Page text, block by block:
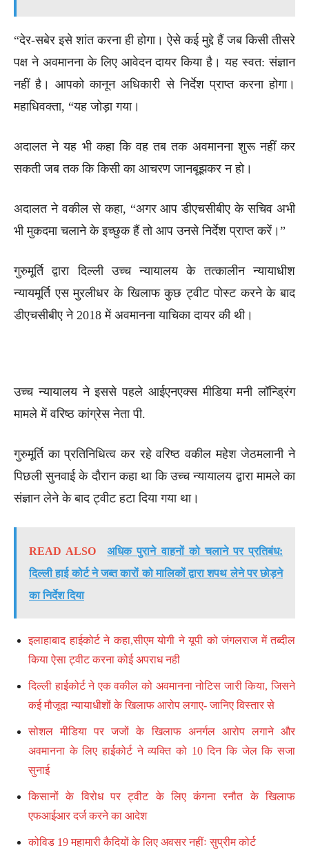
“देर-सबेर इसे शांत करना ही होगा। ऐसे कई मुद्दे हैं जब किसी तीसरे
पक्ष ने अवमानना के लिए आवेदन दायर किया है। यह स्वत: संज्ञान
नहीं है। आपको कानून अधिकारी से निर्देश प्राप्त करना होगा।
महाधिवक्ता, “यह जोड़ा गया।
अदालत ने यह भी कहा कि वह तब तक अवमानना शुरू नहीं कर
सकती जब तक कि किसी का आचरण जानबूझकर न हो।
अदालत ने वकील से कहा, “अगर आप डीएचसीबीए के सचिव अभी
भी मुकदमा चलाने के इच्छुक हैं तो आप उनसे निर्देश प्राप्त करें।”
गुरुमूर्ति द्वारा दिल्ली उच्च न्यायालय के तत्कालीन न्यायाधीश
न्यायमूर्ति एस मुरलीधर के खिलाफ कुछ ट्वीट पोस्ट करने के बाद
डीएचसीबीए ने 2018 में अवमानना याचिका दायर की थी।
उच्च न्यायालय ने इससे पहले आईएनएक्स मीडिया मनी लॉन्ड्रिंग
मामले में वरिष्ठ कांग्रेस नेता पी.
गुरुमूर्ति का प्रतिनिधित्व कर रहे वरिष्ठ वकील महेश जेठमलानी ने
पिछली सुनवाई के दौरान कहा था कि उच्च न्यायालय द्वारा मामले का
संज्ञान लेने के बाद ट्वीट हटा दिया गया था।
READ ALSO
अधिक पुराने वाहनों को चलाने पर प्रतिबंध:
दिल्ली हाई कोर्ट ने जब्त कारों को मालिकों द्वारा शपथ लेने पर छोड़ने
का निर्देश दिया
इलाहाबाद हाईकोर्ट ने कहा,सीएम योगी ने यूपी को जंगलराज में तब्दील
किया ऐसा ट्वीट करना कोई अपराध नही
दिल्ली हाईकोर्ट ने एक वकील को अवमानना नोटिस जारी किया, जिसने
कई मौजूदा न्यायाधीशों के खिलाफ आरोप लगाए- जानिए विस्तार से
सोशल मीडिया पर जजों के खिलाफ अनर्गल आरोप लगाने और
अवमानना के लिए हाईकोर्ट ने व्यक्ति को 10 दिन कि जेल कि सजा
सुनाई
किसानों के विरोध पर ट्वीट के लिए कंगना रनौत के खिलाफ
एफआईआर दर्ज करने का आदेश
कोविड 19 महामारी कैदियों के लिए अवसर नहींः सुप्रीम कोर्ट